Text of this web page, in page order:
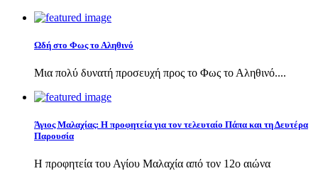
Ωδή στο Φως το Αληθινό
Μια πολύ δυνατή προσευχή προς το Φως το Αληθινό....
Άγιος Μαλαχίας: Η προφητεία για τον τελευταίο Πάπα και τη Δευτέρα
Παρουσία
Η προφητεία του Αγίου Μαλαχία από τον 12ο αιώνα